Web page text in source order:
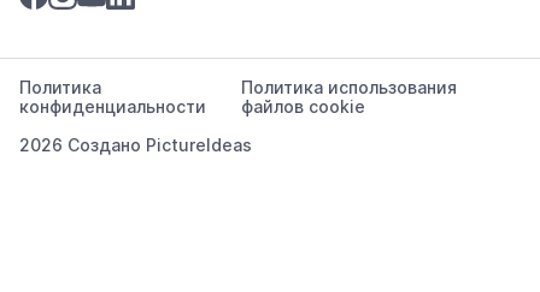
2026 Создано PictureIdeas
Политика
конфиденциальности
Политика использования
файлов cookie